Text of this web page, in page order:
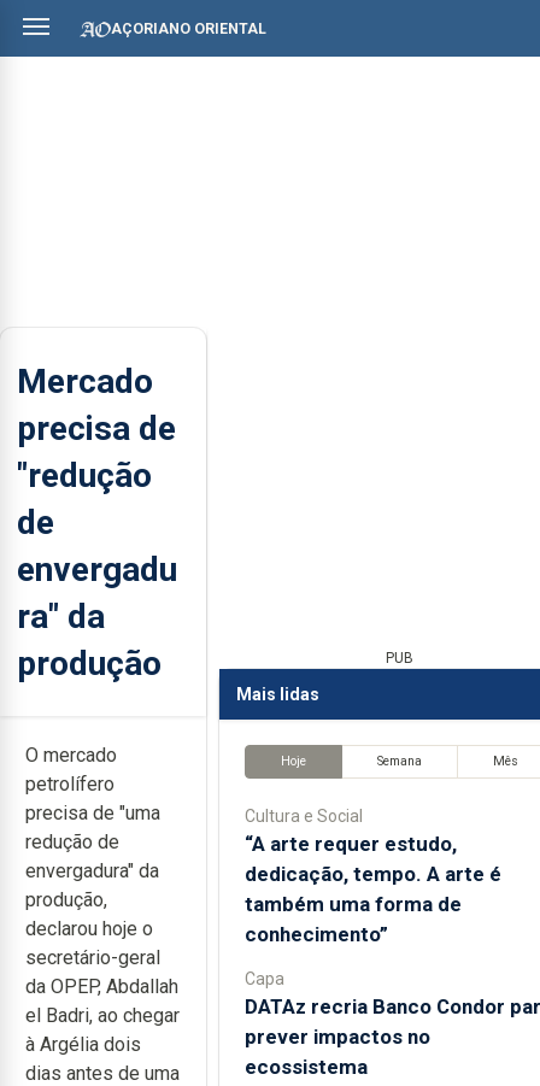
AÇORIANO ORIENTAL
Mercado
precisa de
"redução
de
envergadu
ra" da
produção
O mercado
petrolífero
precisa de "uma
redução de
envergadura" da
produção,
declarou hoje o
secretário-geral
da OPEP, Abdallah
el Badri, ao chegar
à Argélia dois
dias antes de uma
PUB
Mais lidas
Hoje Semana Mês
Cultura e Social
“A arte requer estudo,
dedicação, tempo. A arte é
também uma forma de
conhecimento”
Capa
DATAz recria Banco Condor
prever impactos no
ecossistema